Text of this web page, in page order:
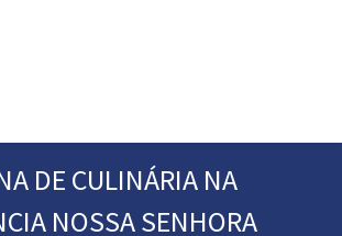
DE CULINÁRIA NA
NOSSA SENHORA